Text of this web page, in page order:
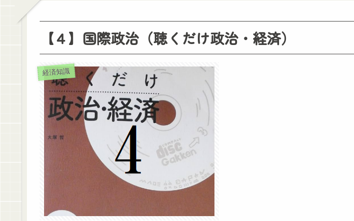
【４】国際政治（聴くだけ政治・経済）
経済知識